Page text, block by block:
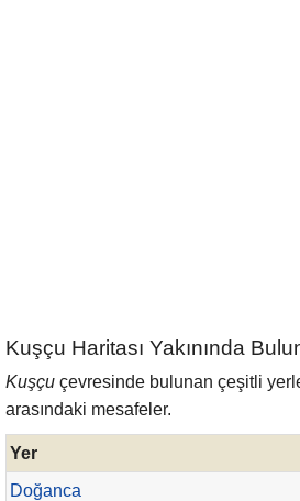
Kuşçu Haritası Yakınında
Kuşçu çevresinde bulunan çeşitli
arasındaki mesafeler.
Yer
Doğanca